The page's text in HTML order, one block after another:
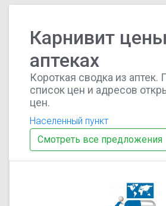
Карнивит
аптеках
Короткая сводка из аптек.
список цен и адресов
цен.
Населенный пункт
Смотреть все предложения